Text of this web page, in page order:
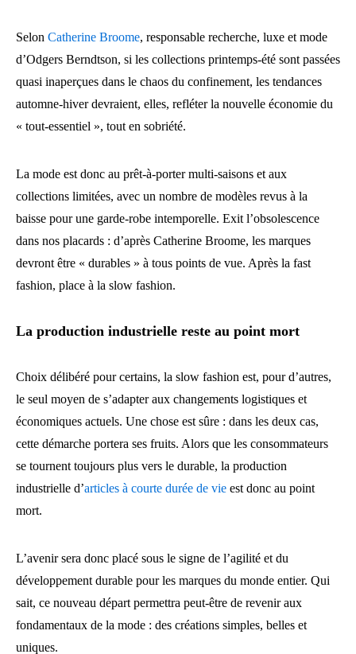
Selon Catherine Broome, responsable recherche, luxe et mode
d’Odgers Berndtson, si les collections printemps-été sont passées
quasi inaperçues dans le chaos du confinement, les tendances
automne-hiver devraient, elles, refléter la nouvelle économie du
« tout-essentiel », tout en sobriété.
La mode est donc au prêt-à-porter multi-saisons et aux
collections limitées, avec un nombre de modèles revus à la
baisse pour une garde-robe intemporelle. Exit l’obsolescence
dans nos placards : d’après Catherine Broome, les marques
devront être « durables » à tous points de vue. Après la fast
fashion, place à la slow fashion.
La production industrielle reste au point mort
Choix délibéré pour certains, la slow fashion est, pour d’autres,
le seul moyen de s’adapter aux changements logistiques et
économiques actuels. Une chose est sûre : dans les deux cas,
cette démarche portera ses fruits. Alors que les consommateurs
se tournent toujours plus vers le durable, la production
industrielle d’articles à courte durée de vie est donc au point
mort.
L’avenir sera donc placé sous le signe de l’agilité et du
développement durable pour les marques du monde entier. Qui
sait, ce nouveau départ permettra peut-être de revenir aux
fondamentaux de la mode : des créations simples, belles et
uniques.